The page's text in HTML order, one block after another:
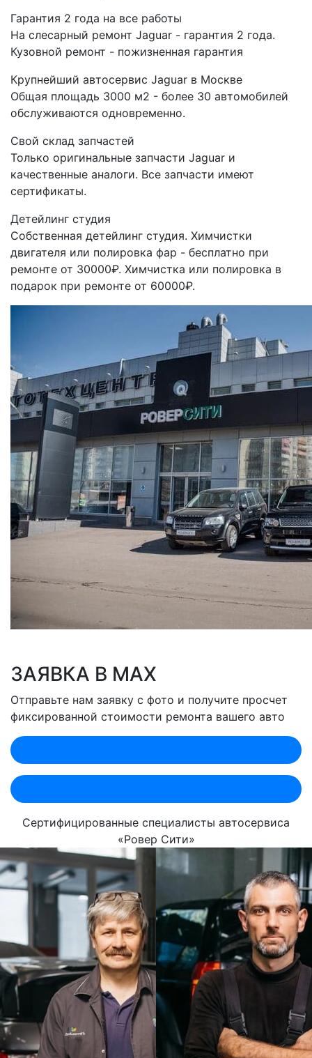
Гарантия 2 года на все работы
На слесарный ремонт Jaguar - гарантия 2 года.
Кузовной ремонт - пожизненная гарантия
Крупнейший автосервис Jaguar в Москве
Общая площадь 3000 м2 - более 30 автомобилей
обслуживаются одновременно.
Свой склад запчастей
Только оригинальные запчасти Jaguar и
качественные аналоги. Все запчасти имеют
сертификаты.
Детейлинг студия
Собственная детейлинг студия. Химчистки
двигателя или полировка фар - бесплатно при
ремонте от 30000₽. Химчистка или полировка в
подарок при ремонте от 60000₽.
ЗАЯВКА В MAX
Отправьте нам заявку с фото и получите просчет
фиксированной стоимости ремонта вашего авто
Сертифицированные специалисты автосервиса
«Ровер Сити»